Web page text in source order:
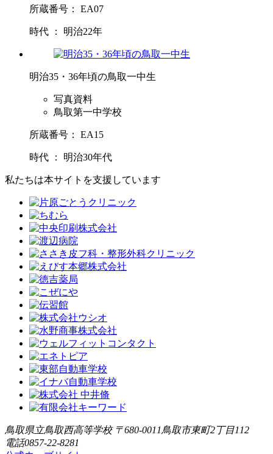
所蔵番号： EA07
時代 ： 明治22年
明治35・36年頃の鳥取一中生
写真資料
鳥取第一中学校
所蔵番号： EA15
時代 ： 明治30年代
私たちは本サイトを支援しています
鳥取県立鳥取西高等学校 〒680-0011鳥取市東町2丁目112
電話0857-22-8281